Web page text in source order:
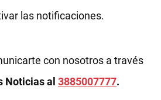
las notificaciones.
con nosotros a través
Noticias al 3885007777.